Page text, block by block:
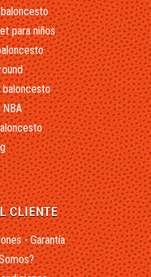
para niños
baloncesto
NBA
CLIENTE
- Garantía